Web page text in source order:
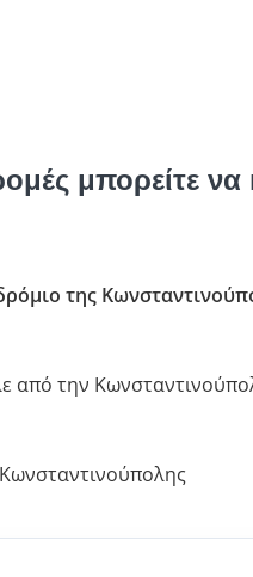
μπορείτε
της
από την